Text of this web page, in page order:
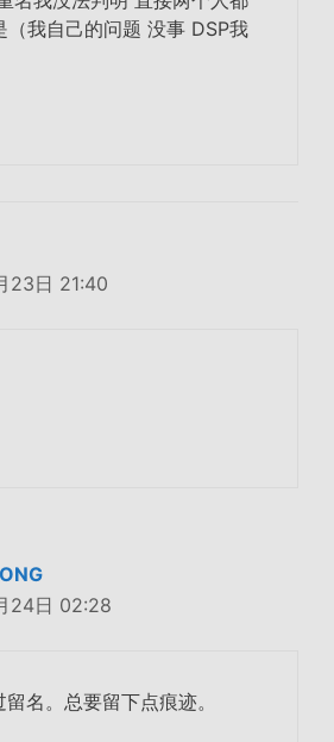
（我自己的问题 没事 DSP我
23日 21:40
24日 02:28
名。总要留下点痕迹。